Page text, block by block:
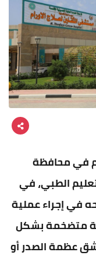
في محافظة
الطبي، في
في إجراء عملية
متضخمة بشكل
عظمة الصدر أو